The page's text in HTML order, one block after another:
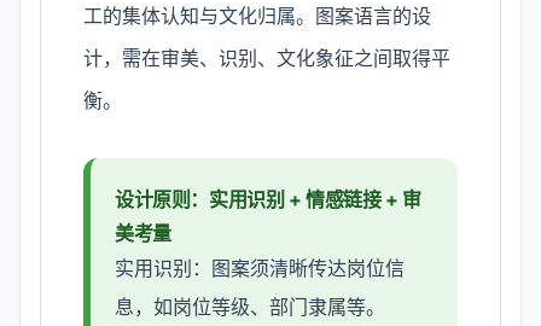
工的集体认知与文化归属。图案语言的设
计，需在审美、识别、文化象征之间取得平
衡。
设计原则：实用识别 + 情感链接 + 审
美考量
实用识别：图案须清晰传达岗位信
息，如岗位等级、部门隶属等。